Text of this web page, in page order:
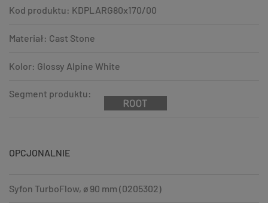
Kod produktu: KDPLARG80x170/00
Materiał: Cast Stone
Kolor: Glossy Alpine White
Segment produktu:
OPCJONALNIE
Syfon TurboFlow, ø 90 mm (0205302)